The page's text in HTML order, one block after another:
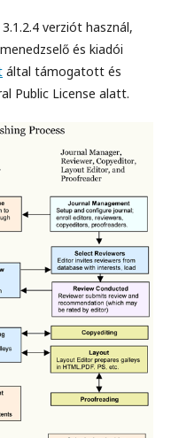
verziót használ,
és kiadói
által támogatott és
Public License alatt.